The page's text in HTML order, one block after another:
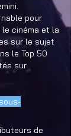
pour
cinéma et la
sur le sujet
le Top 50
sur
de